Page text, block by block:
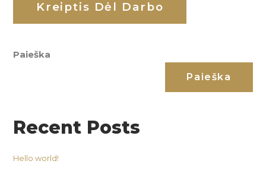
Paieška
Paieška
Recent Posts
Hello world!